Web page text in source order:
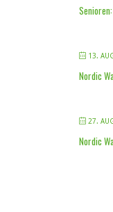
13.
Nordic
27.
Nordic